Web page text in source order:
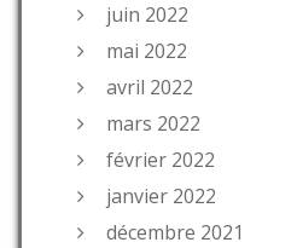
juin 2022
mai 2022
avril 2022
mars 2022
février 2022
janvier 2022
décembre 2021